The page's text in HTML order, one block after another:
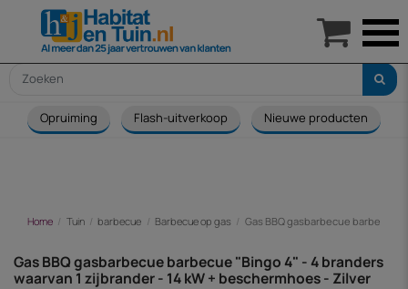
Opruiming Flash-uitverkoop Nieuwe producten
Home Tuin barbecue Barbecue op gas Gas BBQ gasbarbecue barbecue
Gas BBQ gasbarbecue barbecue "Bingo 4" - 4 branders
waarvan 1 zijbrander - 14 kW + beschermhoes - Zilver
